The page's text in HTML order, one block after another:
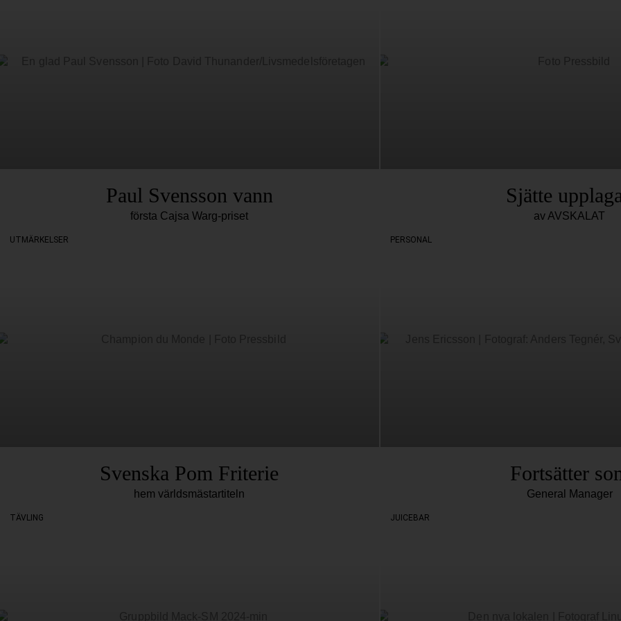
Paul Svensson vann
första Cajsa Warg-priset
Sjätte
av AVSKALAT
UTMÄRKELSER
Svenska Pom Friterie
hem världsmästartiteln
PERSONAL
Fortsätter
General Manager
TÄVLING JUICEBAR